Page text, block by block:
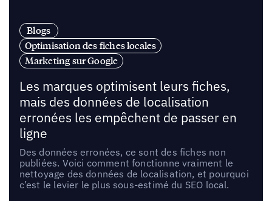
Blogs
Optimisation des fiches locales
Marketing sur Google
Les marques optimisent leurs fiches,
mais des données de localisation
erronées les empêchent de passer en
ligne
Des données erronées, ce sont des fiches non
publiées. Voici comment fonctionne vraiment le
nettoyage des données de localisation, et pourquoi
c’est le levier le plus sous-estimé du SEO local.